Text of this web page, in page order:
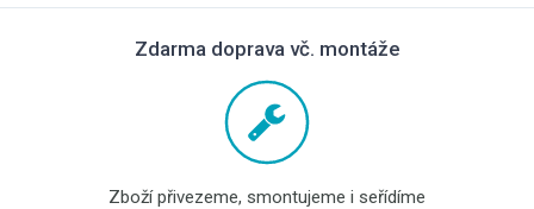
Zdarma doprava vč. montáže
Zboží přivezeme, smontujeme i seřídíme